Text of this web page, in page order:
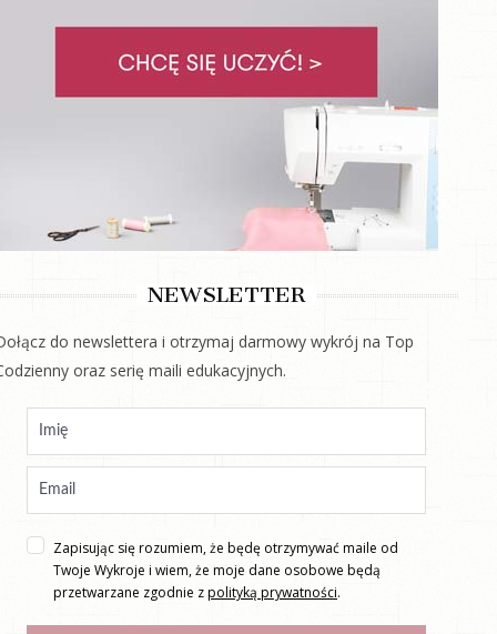
NEWSLETTER
do newslettera i otrzymaj darmowy wykrój na Top
oraz serię maili edukacyjnych.
Zapisując się rozumiem, że będę otrzymywać maile od
Twoje Wykroje i wiem, że moje dane osobowe będą
przetwarzane zgodnie zpolityką prywatności.